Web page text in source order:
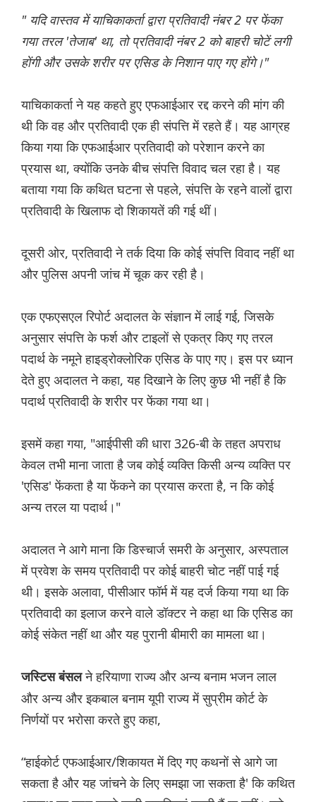
" यदि वास्तव में याचिकाकर्ता द्वारा प्रतिवादी नंबर 2 पर फेंका
गया तरल 'तेजाब' था, तो प्रतिवादी नंबर 2 को बाहरी चोटें लगी
होंगी और उसके शरीर पर एसिड के निशान पाए गए होंगे।"
याचिकाकर्ता ने यह कहते हुए एफआईआर रद्द करने की मांग की
थी कि वह और प्रतिवादी एक ही संपत्ति में रहते हैं। यह आग्रह
किया गया कि एफआईआर प्रतिवादी को परेशान करने का
प्रयास था, क्योंकि उनके बीच संपत्ति विवाद चल रहा है। यह
बताया गया कि कथित घटना से पहले, संपत्ति के रहने वालों द्वारा
प्रतिवादी के खिलाफ दो शिकायतें की गई थीं।
दूसरी ओर, प्रतिवादी ने तर्क दिया कि कोई संपत्ति विवाद नहीं था
और पुलिस अपनी जांच में चूक कर रही है।
एक एफएसएल रिपोर्ट अदालत के संज्ञान में लाई गई, जिसके
अनुसार संपत्ति के फर्श और टाइलों से एकत्र किए गए तरल
पदार्थ के नमूने हाइड्रोक्लोरिक एसिड के पाए गए। इस पर ध्यान
देते हुए अदालत ने कहा, यह दिखाने के लिए कुछ भी नहीं है कि
पदार्थ प्रतिवादी के शरीर पर फेंका गया था।
इसमें कहा गया, "आईपीसी की धारा 326-बी के तहत अपराध
केवल तभी माना जाता है जब कोई व्यक्ति किसी अन्य व्यक्ति पर
'एसिड' फेंकता है या फेंकने का प्रयास करता है, न कि कोई
अन्य तरल या पदार्थ।"
अदालत ने आगे माना कि डिस्चार्ज समरी के अनुसार, अस्पताल
में प्रवेश के समय प्रतिवादी पर कोई बाहरी चोट नहीं पाई गई
थी। इसके अलावा, पीसीआर फॉर्म में यह दर्ज किया गया था कि
प्रतिवादी का इलाज करने वाले डॉक्टर ने कहा था कि एसिड का
कोई संकेत नहीं था और यह पुरानी बीमारी का मामला था।
जस्टिस बंसलने हरियाणा राज्य और अन्य बनाम भजन लाल
और अन्य और इकबाल बनाम यूपी राज्य में सुप्रीम कोर्ट के
निर्णयों पर भरोसा करते हुए कहा,
“हाईकोर्ट एफआईआर/शिकायत में दिए गए कथनों से आगे जा
सकता है और यह जांचने के लिए समझा जा सकता है' कि कथित